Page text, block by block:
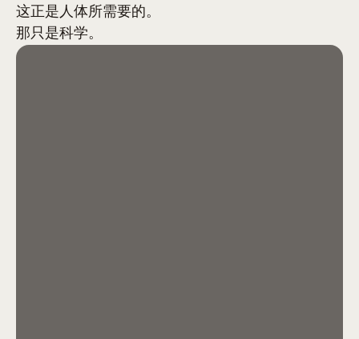
这正是人体所需要的。
那只是科学。